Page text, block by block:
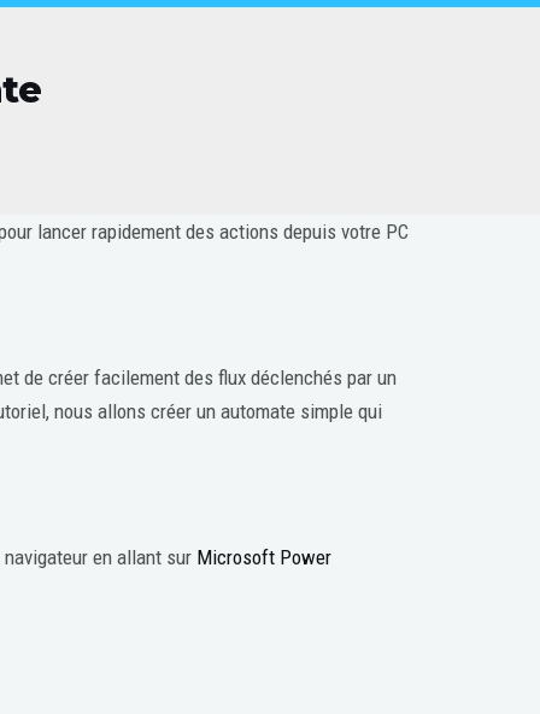
lancer rapidement des actions depuis votre PC
de créer facilement des flux déclenchés par un
nous allons créer un automate simple qui
en allant sur Microsoft Power